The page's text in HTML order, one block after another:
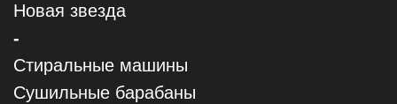
Новая звезда
-
Стиральные машины
Сушильные барабаны